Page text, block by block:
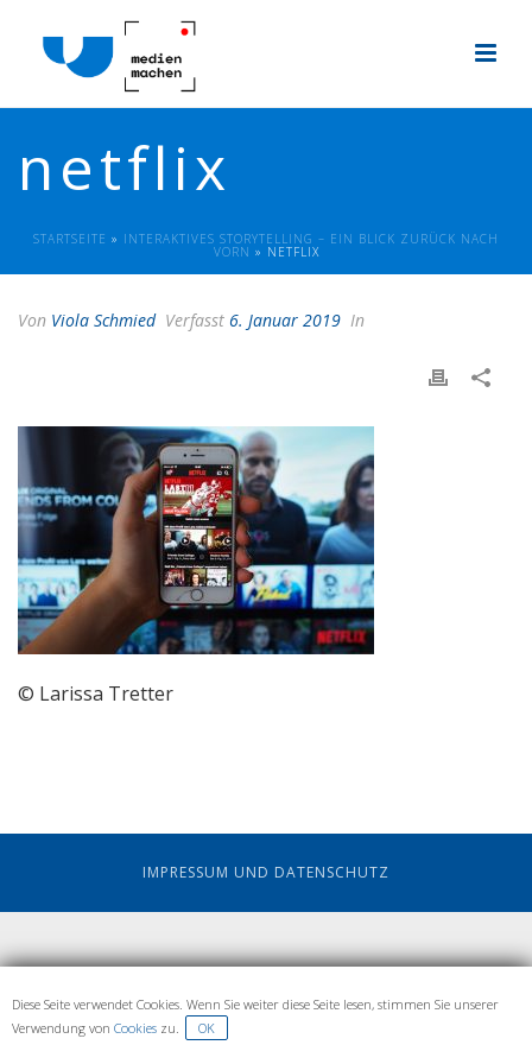
netflix
STARTSEITE » INTERAKTIVES STORYTELLING – EIN BLICK ZURÜCK NACH
VORN » NETFLIX
Von Viola Schmied Verfasst 6. Januar 2019 In
© Larissa Tretter
IMPRESSUM UND DATENSCHUTZ
Diese Seite verwendet Cookies. Wenn Sie weiter diese Seite lesen, stimmen Sie unserer
Verwendung von Cookies zu. OK